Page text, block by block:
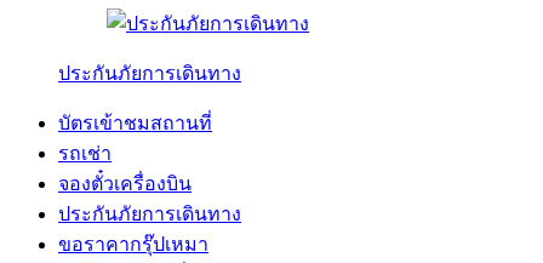
ประกันภัยการเดินทาง
บัตรเข้าชมสถานที่
รถเช่า
จองตั๋วเครื่องบิน
ประกันภัยการเดินทาง
ขอราคากรุ๊ปเหมา